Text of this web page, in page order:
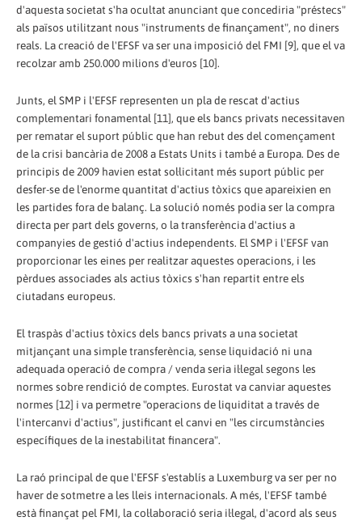
d'aquesta societat s'ha ocultat anunciant que concediria "préstecs"
als països utilitzant nous "instruments de finançament", no diners
reals. La creació de l'EFSF va ser una imposició del FMI [9], que el va
recolzar amb 250.000 milions d'euros [10].
Junts, el SMP i l'EFSF representen un pla de rescat d'actius
complementari fonamental [11], que els bancs privats necessitaven
per rematar el suport públic que han rebut des del començament
de la crisi bancària de 2008 a Estats Units i també a Europa. Des de
principis de 2009 havien estat sol·licitant més suport públic per
desfer-se de l'enorme quantitat d'actius tòxics que apareixien en
les partides fora de balanç. La solució només podia ser la compra
directa per part dels governs, o la transferència d'actius a
companyies de gestió d'actius independents. El SMP i l'EFSF van
proporcionar les eines per realitzar aquestes operacions, i les
pèrdues associades als actius tòxics s'han repartit entre els
ciutadans europeus.
El traspàs d'actius tòxics dels bancs privats a una societat
mitjançant una simple transferència, sense liquidació ni una
adequada operació de compra / venda seria il·legal segons les
normes sobre rendició de comptes. Eurostat va canviar aquestes
normes [12] i va permetre "operacions de liquiditat a través de
l'intercanvi d'actius", justificant el canvi en "les circumstàncies
específiques de la inestabilitat financera".
La raó principal de que l'EFSF s'establís a Luxemburg va ser per no
haver de sotmetre a les lleis internacionals. A més, l'EFSF també
està finançat pel FMI, la col·laboració seria il·legal, d'acord als seus